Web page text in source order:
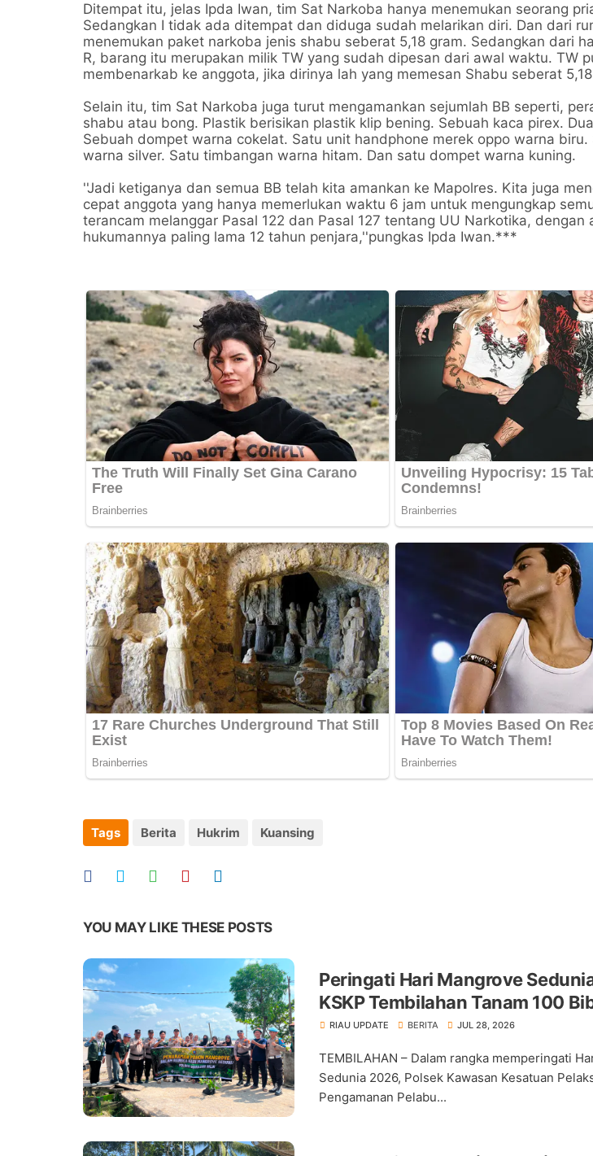
Ditempat itu, jelas Ipda Iwan, tim Sat Narkoba hanya menemukan seorang
Sedangkan I tidak ada ditempat dan diduga sudah melarikan diri. Dan dari
menemukan paket narkoba jenis shabu seberat 5,18 gram. Sedangkan dari
R, barang itu merupakan milik TW yang sudah dipesan dari awal waktu. TW
membenarkab ke anggota, jika dirinya lah yang memesan Shabu seberat
Selain itu, tim Sat Narkoba juga turut mengamankan sejumlah BB seperti,
shabu atau bong. Plastik berisikan plastik klip bening. Sebuah kaca pirex.
Sebuah dompet warna cokelat. Satu unit handphone merek oppo warna biru.
warna silver. Satu timbangan warna hitam. Dan satu dompet warna kuning.
''Jadi ketiganya dan semua BB telah kita amankan ke Mapolres. Kita juga
cepat anggota yang hanya memerlukan waktu 6 jam untuk mengungkap
terancam melanggar Pasal 122 dan Pasal 127 tentang UU Narkotika, dengan
hukumannya paling lama 12 tahun penjara,''pungkas Ipda Iwan.***
Tags Berita Hukrim Kuansing
YOU MAY LIKE THESE POSTS
Peringati Hari Mangrove
KSKP Tembilahan Tanam 100
RIAU UPDATE BERITA JUL 28, 2026
TEMBILAHAN – Dalam rangka memperingati
Sedunia 2026, Polsek Kawasan Kesatuan
Pengamanan Pelabu...